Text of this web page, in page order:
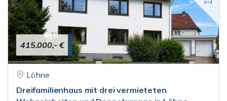
415.000,- €
Löhne
Dreifamilienhaus mit drei vermieteten